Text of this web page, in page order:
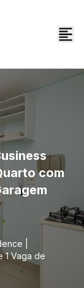
com
|
1 Vaga de